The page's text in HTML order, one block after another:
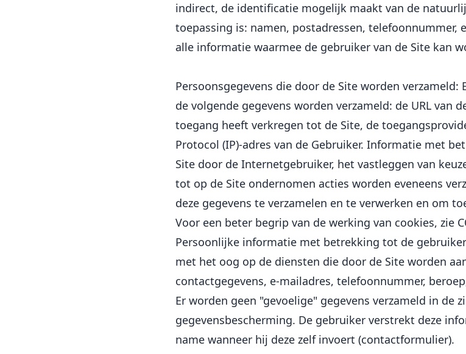
indirect, de identificatie mogelijk maakt van de
toepassing is: namen, postadressen, telefoonnummer,
alle informatie waarmee de gebruiker van de Site kan
Persoonsgegevens die door de Site worden
de volgende gegevens worden verzameld: de URL van
toegang heeft verkregen tot de Site, de
Protocol (IP)-adres van de Gebruiker. Informatie met
Site door de Internetgebruiker, het vastleggen van
tot op de Site ondernomen acties worden eveneens
deze gegevens te verzamelen en te verwerken en om
Voor een beter begrip van de werking van cookies, zie
Persoonlijke informatie met betrekking tot de
met het oog op de diensten die door de Site worden
contactgegevens, e-mailadres, telefoonnummer,
Er worden geen "gevoelige" gegevens verzameld in de
gegevensbescherming. De gebruiker verstrekt deze
name wanneer hij deze zelf invoert (contactformulier).